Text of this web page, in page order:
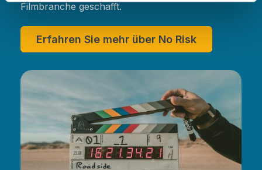
Filmbranche geschafft.
Erfahren Sie mehr über No Risk